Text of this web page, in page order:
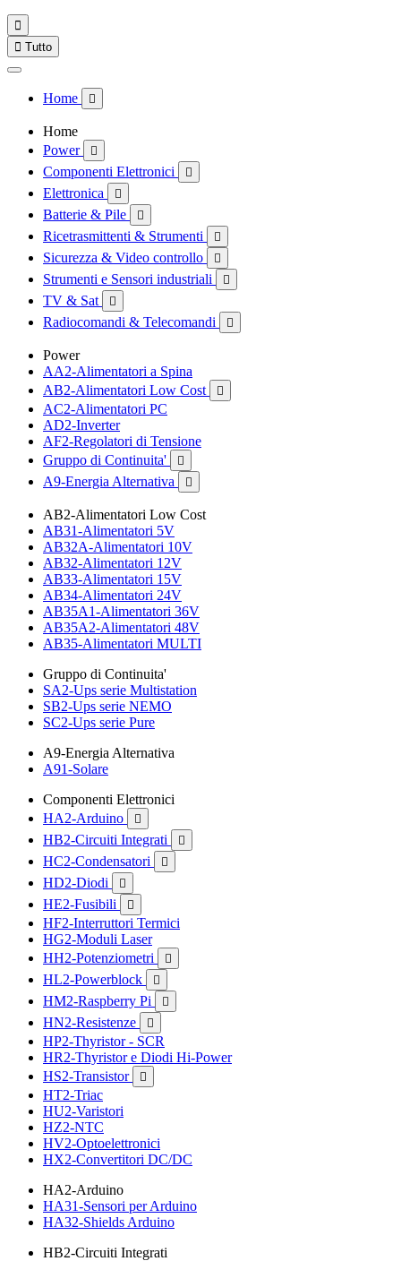

 Tutto
Home 
Home
Power

Componenti Elettronici 
Elettronica 
Batterie & Pile 
Ricetrasmittenti & Strumenti 
Sicurezza & Video controllo 
Strumenti e Sensori industriali 
TV & Sat 
Radiocomandi & Telecomandi 
Power
AA2-Alimentatori a Spina
AB2-Alimentatori Low Cost

AC2-Alimentatori PC
AD2-Inverter
AF2-Regolatori di Tensione
Gruppo di Continuita'

A9-Energia Alternativa 
AB2-Alimentatori Low Cost
AB31-Alimentatori 5V
AB32A-Alimentatori 10V
AB32-Alimentatori 12V
AB33-Alimentatori 15V
AB34-Alimentatori 24V
AB35A1-Alimentatori 36V
AB35A2-Alimentatori 48V
AB35-Alimentatori MULTI
Gruppo di Continuita'
SA2-Ups serie Multistation
SB2-Ups serie NEMO
SC2-Ups serie Pure
A9-Energia Alternativa
A91-Solare
Componenti Elettronici
HA2-Arduino

HB2-Circuiti Integrati 
HC2-Condensatori 
HD2-Diodi 
HE2-Fusibili 
HF2-Interruttori Termici
HG2-Moduli Laser
HH2-Potenziometri

HL2-Powerblock 
HM2-Raspberry Pi 
HN2-Resistenze 
HP2-Thyristor - SCR
HR2-Thyristor e Diodi Hi-Power
HS2-Transistor

HT2-Triac
HU2-Varistori
HZ2-NTC
HV2-Optoelettronici
HX2-Convertitori DC/DC
HA2-Arduino
HA31-Sensori per Arduino
HA32-Shields Arduino
HB2-Circuiti Integrati